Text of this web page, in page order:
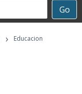
Go
›
Educacion